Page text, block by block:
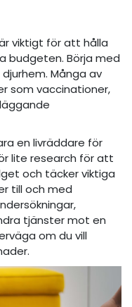
viktigt för att hålla
budgeten. Börja med
Många av
som vaccinationer,
en livräddare för
lite research för att
och täcker viktiga
till och med
tjänster mot en
om du vill